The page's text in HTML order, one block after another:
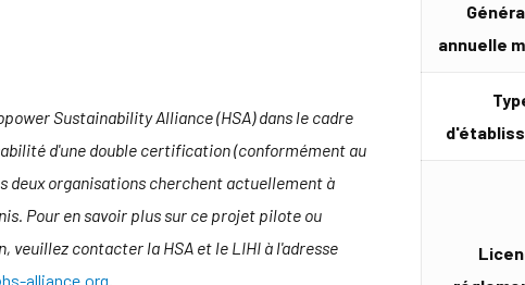
annuelle
Sustainability Alliance (HSA) dans le cadre
d'une double certification (conformément au
deux organisations cherchent actuellement à
Pour en savoir plus sur ce projet pilote ou
contacter la HSA et le LIHI à l'adresse
alliance.org.